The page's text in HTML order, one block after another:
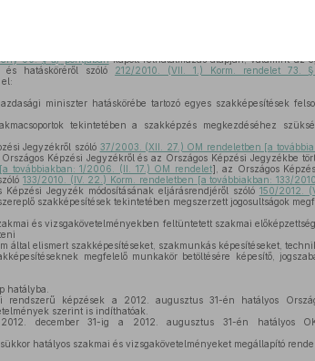
90. §a)pontjábankapott felhatalmazás alapján, valamint az
és hatásköréről szóló 212/2010. (VII. 1.) Korm. rendelet 73.
miniszter hatáskörébe tartozó egyes szakképesítések
tekintetében a szakképzés megkezdéséhez
Jegyzékről szóló 37/2003. (XII. 27.) OM rendeletben [a
Képzési Jegyzékről és az Országos Képzési Jegyzékbe
továbbiakban: 1/2006. (II. 17.) OM rendelet], az Országos
133/2010. (IV. 22.) Korm. rendeletben [a továbbiakban: 133/
Jegyzék módosításának eljárásrendjéről szóló 150/2012.
szakképesítések tekintetében megszerzett jogosultságok
és vizsgakövetelményekben feltüntetett szakmai
által elismert szakképesítéseket, szakmunkás képesítéseket,
megfelelő munkakör betöltésére képesítő,
hatályba.
képzések a 2012. augusztus 31-én hatályos
szerint is indíthatóak.
december 31-ig a 2012. augusztus 31-én hatályos
hatályos szakmai és vizsgakövetelményeket megállapító